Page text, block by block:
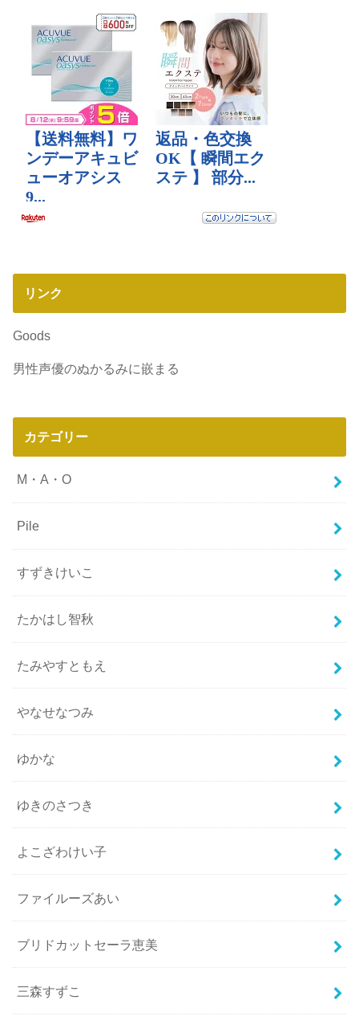
リンク
Goods
男性声優のぬかるみに嵌まる
カテゴリー
M・A・O
Pile
すずきけいこ
たかはし智秋
たみやすともえ
やなせなつみ
ゆかな
ゆきのさつき
よこざわけい子
ファイルーズあい
ブリドカットセーラ恵美
三森すずこ